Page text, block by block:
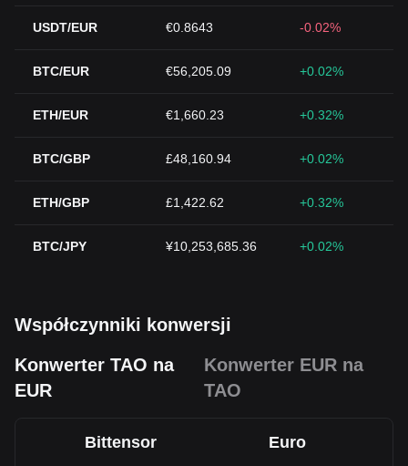
USDT/EUR €0.8643 -0.02%
BTC/EUR €56,205.09 +0.02%
ETH/EUR €1,660.23 +0.32%
BTC/GBP £48,160.94 +0.02%
ETH/GBP £1,422.62 +0.32%
BTC/JPY ¥10,253,685.36 +0.02%
Współczynniki konwersji
Konwerter TAO na
EUR
Konwerter EUR na
TAO
Bittensor Euro